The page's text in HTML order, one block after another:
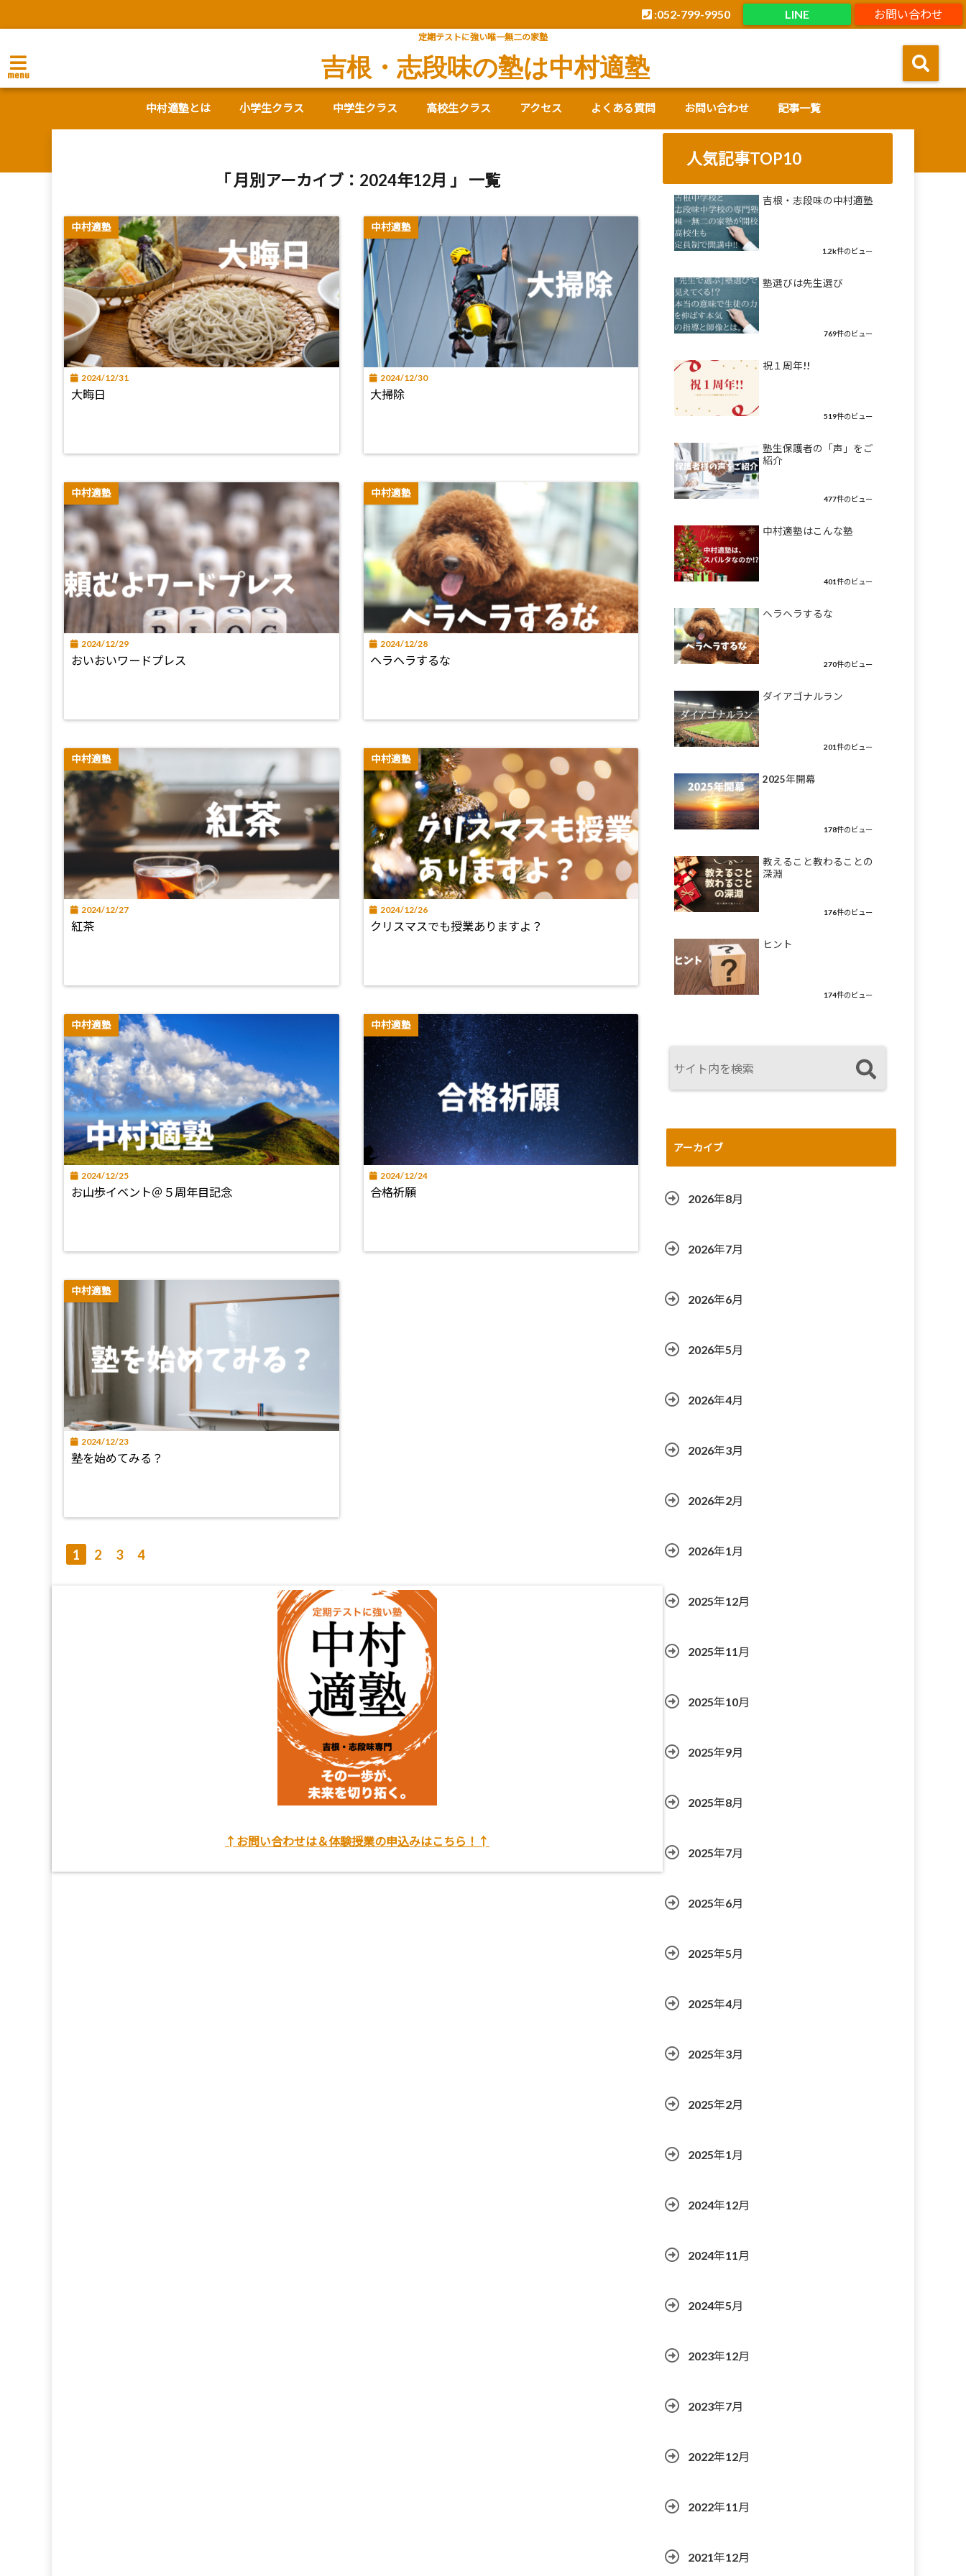
お問い合わせ
LINE
:052-799-9950
定期テストに強い唯一無二の家塾
menu 吉根・志段味の塾は中村適塾
中村適塾とは 小学生クラス 中学生クラス 高校生クラス アクセス よくある質問 お問い合わせ 記事一覧
「 月別アーカイブ：2024年12月 」 一覧
中村適塾
2024/12/31
大晦日
中村適塾
2024/12/30
大掃除
中村適塾
2024/12/29
おいおいワードプレス
中村適塾
2024/12/28
ヘラヘラするな
中村適塾
2024/12/27
紅茶
中村適塾
2024/12/26
クリスマスでも授業ありますよ？
中村適塾
2024/12/25
お山歩イベント＠５周年目記念
中村適塾
2024/12/24
合格祈願
中村適塾
2024/12/23
塾を始めてみる？
1 2 3 4
↑お問い合わせは＆体験授業の申込みはこちら！↑
人気記事TOP10
吉根・志段味の中村適塾
1.2k件のビュー
塾選びは先生選び
769件のビュー
祝１周年!!
519件のビュー
塾生保護者の「声」をご
紹介
477件のビュー
中村適塾はこんな塾
401件のビュー
ヘラヘラするな
270件のビュー
ダイアゴナルラン
201件のビュー
2025年開幕
178件のビュー
教えること教わることの
深淵
176件のビュー
ヒント
174件のビュー
アーカイブ
2026年8月
2026年7月
2026年6月
2026年5月
2026年4月
2026年3月
2026年2月
2026年1月
2025年12月
2025年11月
2025年10月
2025年9月
2025年8月
2025年7月
2025年6月
2025年5月
2025年4月
2025年3月
2025年2月
2025年1月
2024年12月
2024年11月
2024年5月
2023年12月
2023年7月
2022年12月
2022年11月
2021年12月